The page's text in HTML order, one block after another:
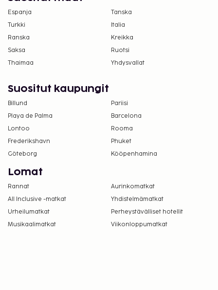
Espanja
Tanska
Turkki
Italia
Ranska
Kreikka
Saksa
Ruotsi
Thaimaa
Yhdysvallat
Suositut kaupungit
Billund
Pariisi
Playa de Palma
Barcelona
Lontoo
Rooma
Frederikshavn
Phuket
Göteborg
Kööpenhamina
Lomat
Rannat
Aurinkomatkat
All Inclusive -matkat
Yhdistelmämatkat
Urheilumatkat
Perheystävälliset hotellit
Musikaalimatkat
Viikonloppumatkat